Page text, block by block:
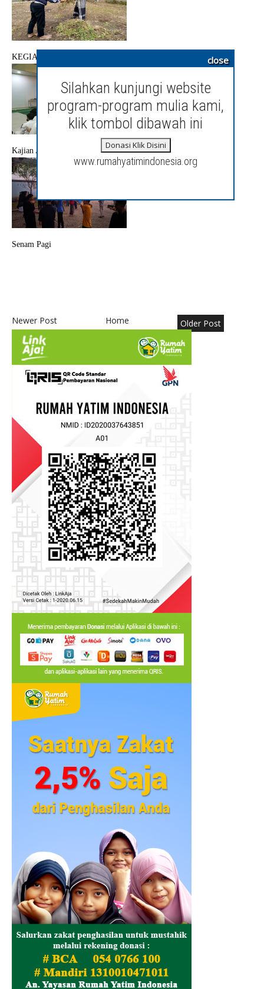
close
Silahkan kunjungi website
program-program mulia kami,
klik tombol dibawah ini
Donasi Klik Disini
www.rumahyatimindonesia.org
KEGIATAN JUMAT BERSIH
Kajian Akhlak
Senam Pagi
Newer Post Older Post
Home